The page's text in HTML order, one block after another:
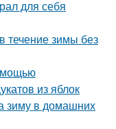
для себя
течение зимы без
из яблок
зиму в домашних